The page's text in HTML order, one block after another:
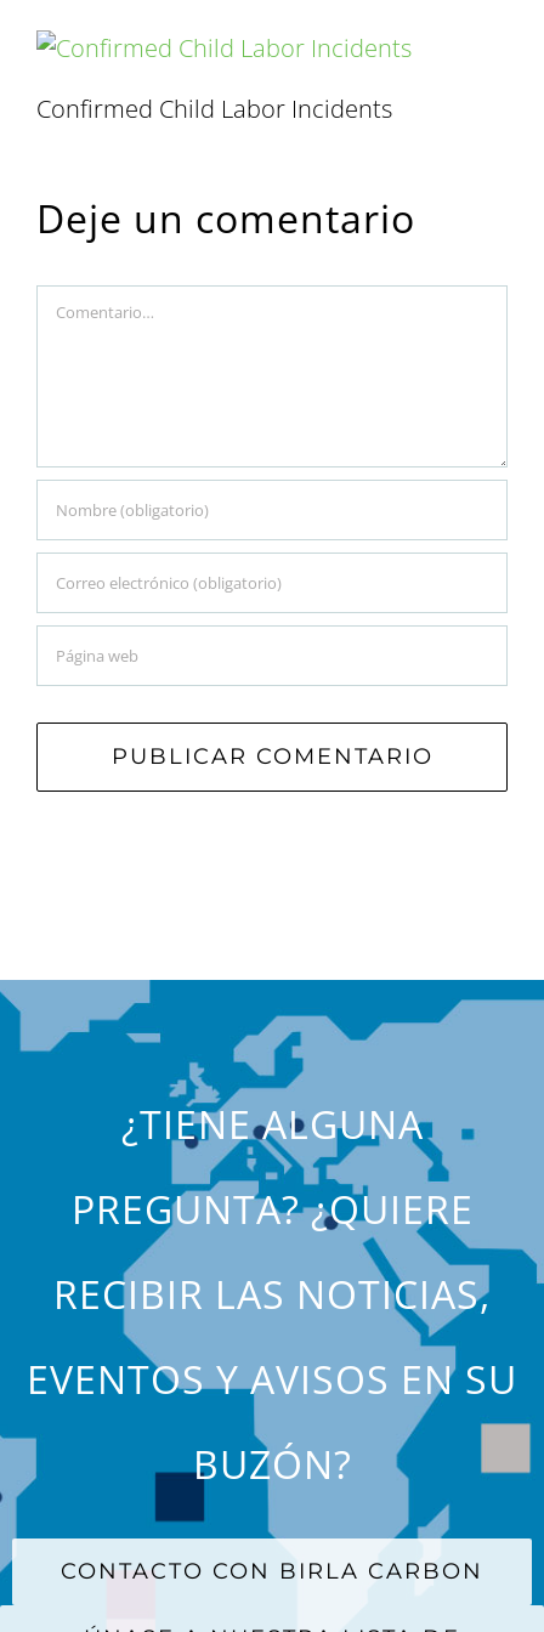
Confirmed Child Labor Incidents
Deje un comentario
Comment
¿TIENE ALGUNA
PREGUNTA? ¿QUIERE
RECIBIR LAS NOTICIAS,
EVENTOS Y AVISOS EN SU
BUZÓN?
CONTACTO CON BIRLA CARBON